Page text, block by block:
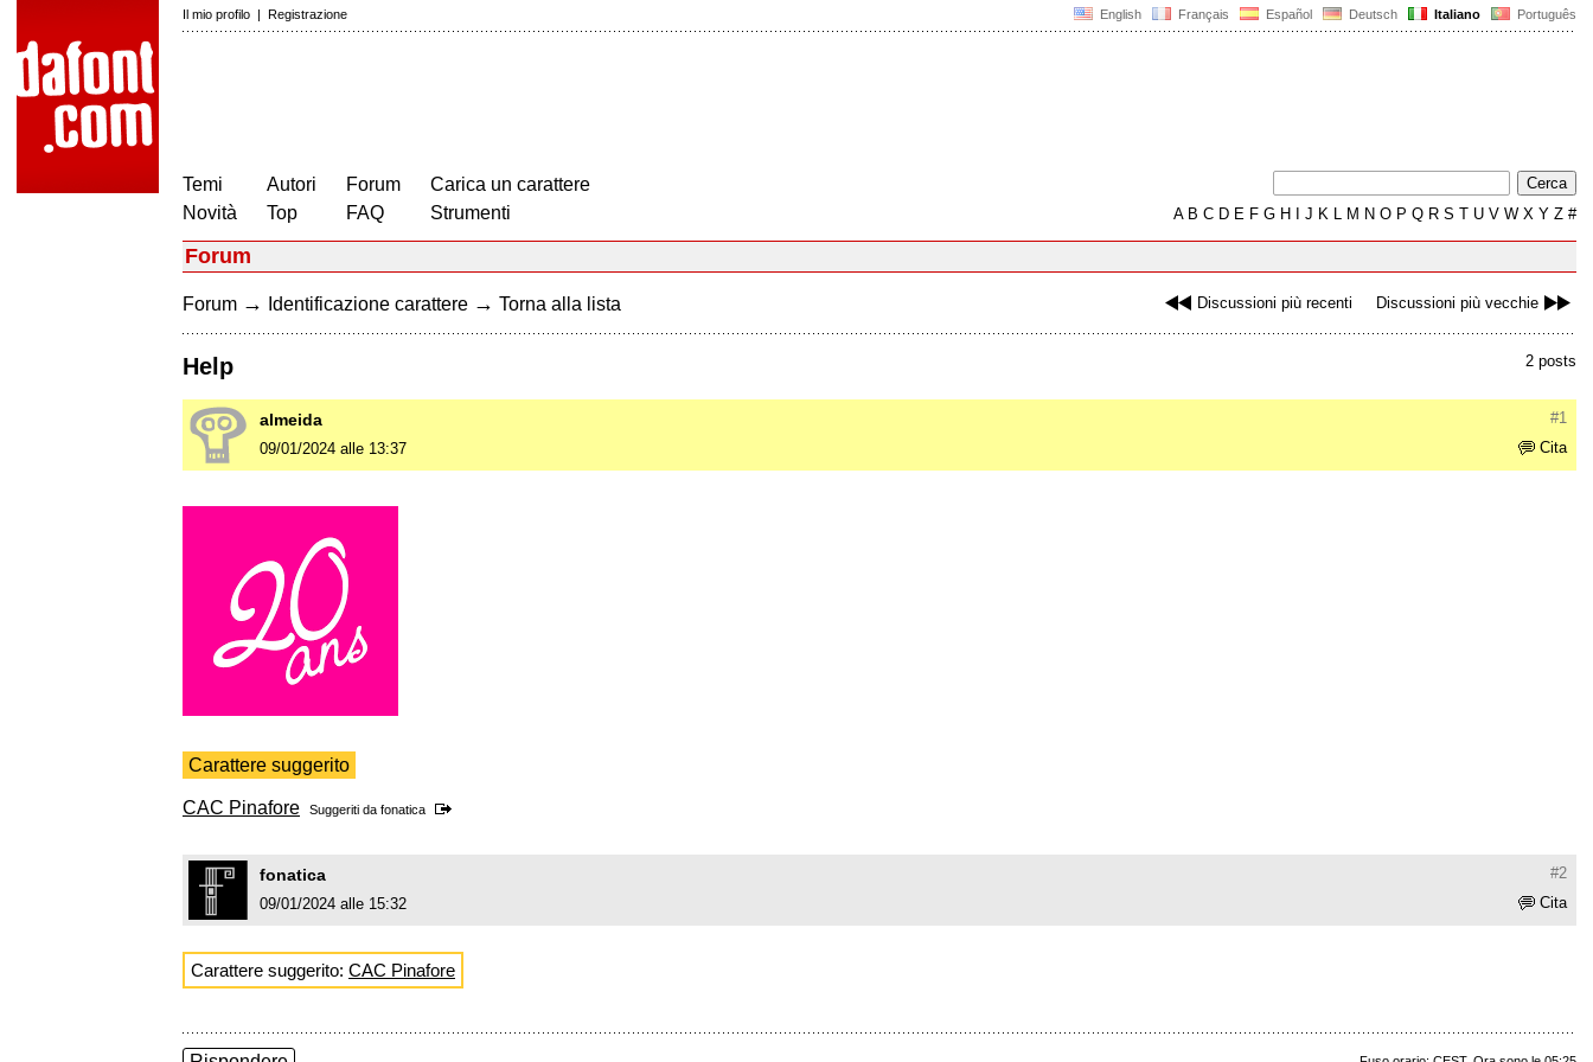
English Français Español Deutsch Italiano Português
Il mio profilo | Registrazione
Temi
Novità
Autori
Top
Forum
FAQ
Carica un carattere
Strumenti
AB C D E F G H J K L M N O P Q R S T U V W X Y Z #
Forum
Discussioni più recenti Discussioni più vecchie
Forum → Identificazione carattere → Torna alla lista
2 posts
Help
#1
almeida
Cita
09/01/2024 alle 13:37
Carattere suggerito
CAC Pinafore Suggeriti da fonatica
#2
fonatica
Cita
09/01/2024 alle 15:32
Carattere suggerito: CAC Pinafore